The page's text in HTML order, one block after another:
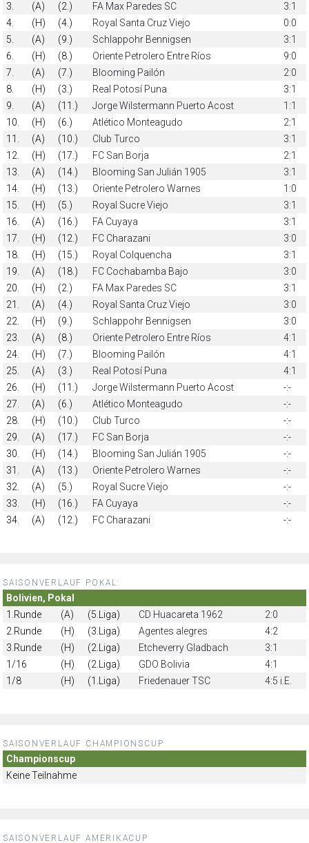
3.
(A) (2.) FA Max Paredes SC
3:1
4.
(H) (4.) Royal Santa Cruz Viejo
0:0
5.
(A) (9.) Schlappohr Bennigsen
3:1
6.
(H) (8.) Oriente Petrolero Entre Ríos
9:0
7.
(A) (7.) Blooming Pailón
2:0
8.
(H) (3.) Real Potosí Puna
3:1
9.
(A) (11.) Jorge Wilstermann Puerto Acost
1:1
10.
(H) (6.) Atlético Monteagudo
2:1
11.
(A) (10.) Club Turco
3:1
12.
(H) (17.) FC San Borja
2:1
13.
(A) (14.) Blooming San Julián 1905
3:1
14.
(H) (13.) Oriente Petrolero Warnes
1:0
15.
(H) (5.) Royal Sucre Viejo
3:1
16.
(A) (16.) FA Cuyaya
3:1
17.
(H) (12.) FC Charazani
3:0
18.
(H) (15.) Royal Colquencha
3:1
19.
(A) (18.) FC Cochabamba Bajo
3:0
20.
(H) (2.) FA Max Paredes SC
3:1
21.
(A) (4.) Royal Santa Cruz Viejo
3:0
22.
(H) (9.) Schlappohr Bennigsen
3:0
23.
(A) (8.) Oriente Petrolero Entre Ríos
4:1
24.
(H) (7.) Blooming Pailón
4:1
25.
(A) (3.) Real Potosí Puna
4:1
26.
(H) (11.) Jorge Wilstermann Puerto Acost
-:-
27.
(A) (6.) Atlético Monteagudo
-:-
28.
(H) (10.) Club Turco
-:-
29.
(A) (17.) FC San Borja
-:-
30.
(H) (14.) Blooming San Julián 1905
-:-
31.
(A) (13.) Oriente Petrolero Warnes
-:-
32.
(A) (5.) Royal Sucre Viejo
-:-
33.
(H) (16.) FA Cuyaya
-:-
34.
(A) (12.) FC Charazani -:-
SAISONVERLAUF POKAL:
Bolivien, Pokal
1.Runde
(A) (5.Liga) CD Huacareta 1962
2:0
2.Runde
(H) (3.Liga) Agentes alegres
4:2
3.Runde
(H) (2.Liga) Etcheverry Gladbach
3:1
1/16
(H) (2.Liga) GDO Bolivia
4:1
1/8
(H) (1.Liga) Friedenauer TSC 4:5 i.E.
SAISONVERLAUF CHAMPIONSCUP
Championscup
Keine Teilnahme
SAISONVERLAUF AMERIKACUP